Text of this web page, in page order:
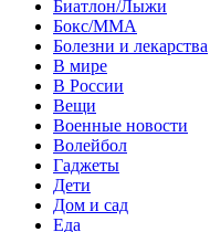
Биатлон/Лыжи
Бокс/MMA
Болезни и лекарства
В мире
В России
Вещи
Военные новости
Волейбол
Гаджеты
Дети
Дом и сад
Еда